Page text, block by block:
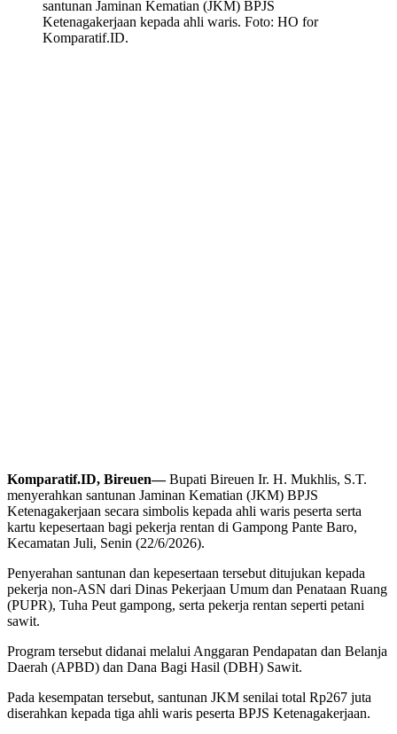
santunan Jaminan Kematian (JKM) BPJS
Ketenagakerjaan kepada ahli waris. Foto: HO for
Komparatif.ID.
Komparatif.ID, Bireuen—Bupati Bireuen Ir. H. Mukhlis, S.T.
menyerahkan santunan Jaminan Kematian (JKM) BPJS
Ketenagakerjaan secara simbolis kepada ahli waris peserta serta
kartu kepesertaan bagi pekerja rentan di Gampong Pante Baro,
Kecamatan Juli, Senin (22/6/2026).
Penyerahan santunan dan kepesertaan tersebut ditujukan kepada
pekerja non-ASN dari Dinas Pekerjaan Umum dan Penataan Ruang
(PUPR), Tuha Peut gampong, serta pekerja rentan seperti petani
sawit.
Program tersebut didanai melalui Anggaran Pendapatan dan Belanja
Daerah (APBD) dan Dana Bagi Hasil (DBH) Sawit.
Pada kesempatan tersebut, santunan JKM senilai total Rp267 juta
diserahkan kepada tiga ahli waris peserta BPJS Ketenagakerjaan.